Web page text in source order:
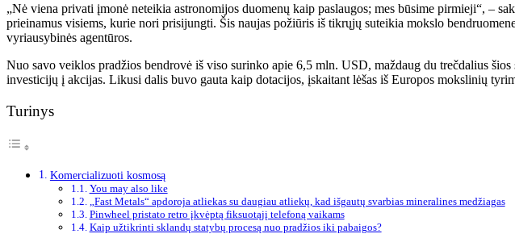
„Nė viena privati ​​įmonė neteikia astronomijos duomenų kaip paslaugos; mes būsime pirmieji“, –
prieinamus visiems, kurie nori prisijungti. Šis naujas požiūris iš tikrųjų suteikia mokslo
vyriausybinės agentūros.
Nuo savo veiklos pradžios bendrovė iš viso surinko apie 6,5 mln. USD, maždaug du trečdalius
investicijų į akcijas. Likusi dalis buvo gauta kaip dotacijos, įskaitant lėšas iš Europos mokslinių
Turinys
Komercializuoti kosmosą
You may also like
„Fast Metals“ apdoroja atliekas su daugiau atliekų, kad išgautų svarbias mineralines medžiagas
Pinwheel pristato retro įkvėptą fiksuotąjį telefoną vaikams
Kaip užtikrinti sklandų statybų procesą nuo pradžios iki pabaigos?